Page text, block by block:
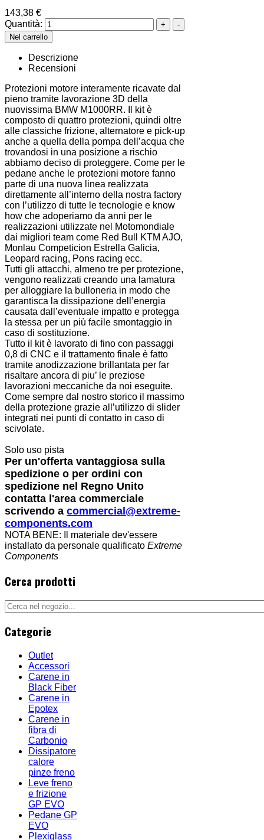
143,38 €
Quantità:
Descrizione
Recensioni
Protezioni motore interamente ricavate dal
pieno tramite lavorazione 3D della
nuovissima BMW M1000RR. Il kit è
composto di quattro protezioni, quindi oltre
alle classiche frizione, alternatore e pick-up
anche a quella della pompa dell’acqua che
trovandosi in una posizione a rischio
abbiamo deciso di proteggere. Come per le
pedane anche le protezioni motore fanno
parte di una nuova linea realizzata
direttamente all’interno della nostra factory
con l’utilizzo di tutte le tecnologie e know
how che adoperiamo da anni per le
realizzazioni utilizzate nel Motomondiale
dai migliori team come Red Bull KTM AJO,
Monlau Competicion Estrella Galicia,
Leopard racing, Pons racing ecc.
Tutti gli attacchi, almeno tre per protezione,
vengono realizzati creando una lamatura
per alloggiare la bulloneria in modo che
garantisca la dissipazione dell’energia
causata dall’eventuale impatto e protegga
la stessa per un più facile smontaggio in
caso di sostituzione.
Tutto il kit è lavorato di fino con passaggi
0,8 di CNC e il trattamento finale è fatto
tramite anodizzazione brillantata per far
risaltare ancora di piu’ le preziose
lavorazioni meccaniche da noi eseguite.
Come sempre dal nostro storico il massimo
della protezione grazie all’utilizzo di slider
integrati nei punti di contatto in caso di
scivolate.
Solo uso pista
Per un'offerta vantaggiosa sulla
spedizione o per ordini con
spedizione nel Regno Unito
contatta l'area commerciale
scrivendo a commercial@extreme-
components.com
NOTA BENE: Il materiale dev'essere
installato da personale qualificato Extreme
Components
Cerca prodotti
Categorie
Outlet
Accessori
Carene in
Black Fiber
Carene in
Epotex
Carene in
fibra di
Carbonio
Dissipatore
calore
pinze freno
Leve freno
e frizione
GP EVO
Pedane GP
EVO
Plexiglass